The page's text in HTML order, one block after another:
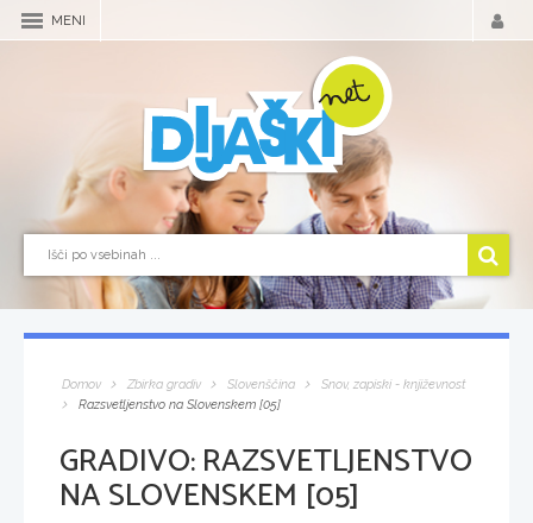
MENI
Domov Zbirka gradiv Slovenščina
Snov, zapiski - književnost
Razsvetljenstvo na Slovenskem [05]
GRADIVO:RAZSVETLJENSTVO
NA SLOVENSKEM [05]